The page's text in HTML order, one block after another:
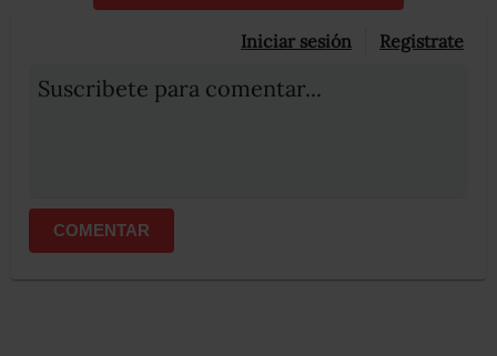
Iniciar sesión Registrate
Suscribete para comentar...
COMENTAR